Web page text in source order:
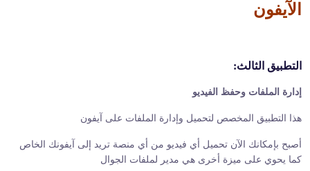
الآيفون
التطبيق الثالث:
إدارة الملفات وحفظ الفيديو
هذا التطبيق المخصص لتحميل وإدارة الملفات على آيفون
أصبح بإمكانك الآن تحميل أي فيديو من أي منصة تريد إلى آيفونك الخاص
كما يحوي على ميزة أخرى هي مدير لملفات الجوال